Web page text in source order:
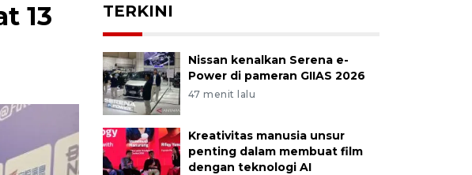
13
TERKINI
Nissan kenalkan Serena e-
Power di pameran GIIAS 2026
47 menit lalu
Kreativitas manusia unsur
penting dalam membuat film
dengan teknologi AI